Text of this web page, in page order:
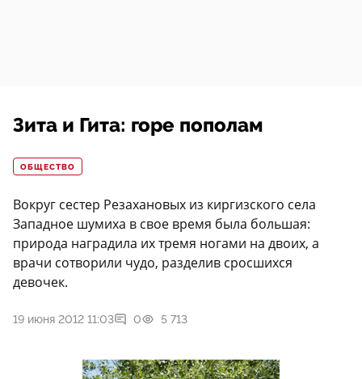
Зита и Гита: горе пополам
ОБЩЕСТВО
Вокруг сестер Резахановых из киргизского села
Западное шумиха в свое время была большая:
природа наградила их тремя ногами на двоих, а
врачи сотворили чудо, разделив сросшихся
девочек.
19 июня 2012 11:03 0 5 713